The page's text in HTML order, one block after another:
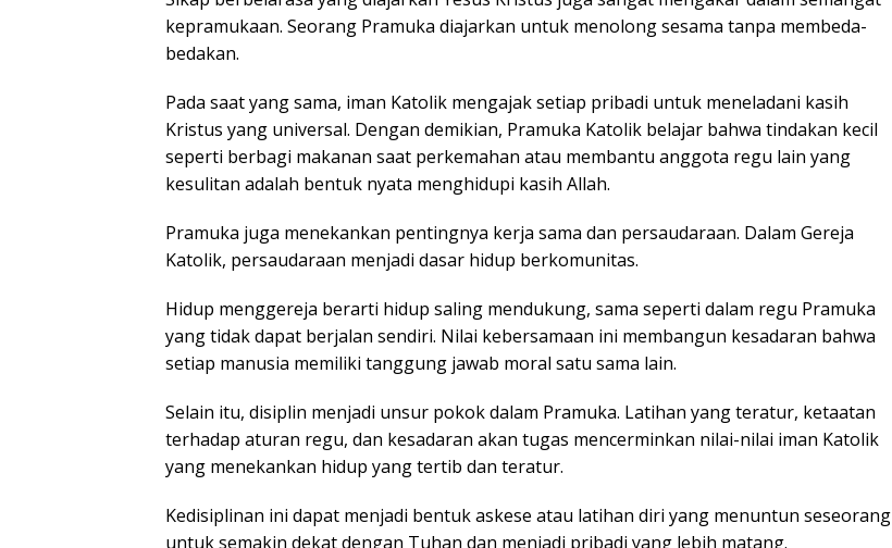
kepramukaan. Seorang Pramuka diajarkan untuk menolong sesama tanpa membeda-
bedakan.
Pada saat yang sama, iman Katolik mengajak setiap pribadi untuk meneladani kasih
Kristus yang universal. Dengan demikian, Pramuka Katolik belajar bahwa tindakan kecil
seperti berbagi makanan saat perkemahan atau membantu anggota regu lain yang
kesulitan adalah bentuk nyata menghidupi kasih Allah.
Pramuka juga menekankan pentingnya kerja sama dan persaudaraan. Dalam Gereja
Katolik, persaudaraan menjadi dasar hidup berkomunitas.
Hidup menggereja berarti hidup saling mendukung, sama seperti dalam regu Pramuka
yang tidak dapat berjalan sendiri. Nilai kebersamaan ini membangun kesadaran bahwa
setiap manusia memiliki tanggung jawab moral satu sama lain.
Selain itu, disiplin menjadi unsur pokok dalam Pramuka. Latihan yang teratur, ketaatan
terhadap aturan regu, dan kesadaran akan tugas mencerminkan nilai-nilai iman Katolik
yang menekankan hidup yang tertib dan teratur.
Kedisiplinan ini dapat menjadi bentuk askese atau latihan diri yang menuntun seseorang
untuk semakin dekat dengan Tuhan dan menjadi pribadi yang lebih matang.